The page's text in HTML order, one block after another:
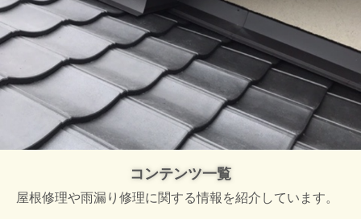
コンテンツ一覧
屋根修理や雨漏り修理に関する情報を紹介しています。